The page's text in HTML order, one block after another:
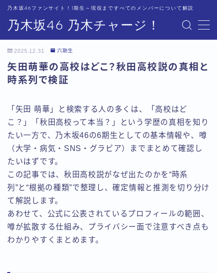
乃木坂46 乃木チャージ！
乃木坂46ファンサイト！1期生～現役まですべてのメンバーについて解説
MENU
運営者情報
2025.12.31 六期生
矢田萌華の高校はどこ？秋田高校説の真相と
時系列で検証
「矢田 萌華」と検索する人の多くは、「高校はど
こ？」「秋田高校って本当？」という学歴の真相を知り
たい一方で、乃木坂46の6期生としての基本情報や、噂
（大学・病気・SNS・グラビア）までまとめて確認し
たいはずです。
この記事では、秋田高校説がなぜ出たのかを“時系
列”と“根拠の種類”で整理し、確定情報と推測を切り分け
て解説します。
あわせて、公式に公表されているプロフィールの範囲、
噂が拡散する仕組み、プライバシー面で注意すべき点も
わかりやすくまとめます。